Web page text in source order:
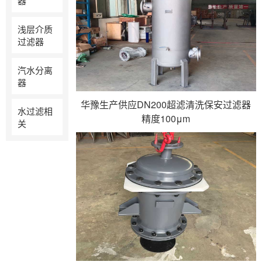
浅层介质
过滤器
汽水分离
器
水过滤相
关
华豫生产供应DN200超滤清洗保安过滤器
精度100μm